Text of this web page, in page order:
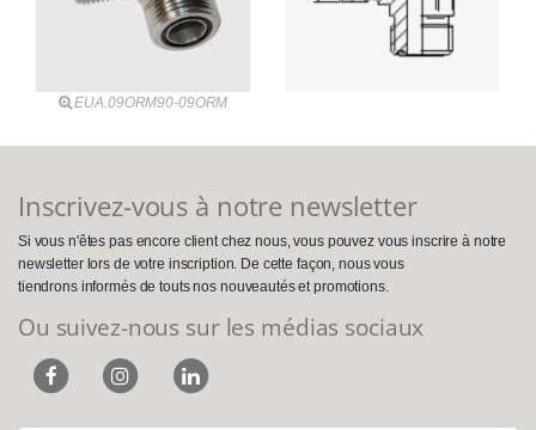
EUA.09ORM90-09ORM
Inscrivez-vous à notre newsletter
Si vous n'êtes pas encore client chez nous, vous pouvez vous inscrire à notre
newsletter lors de votre inscription. De cette façon, nous vous
tiendrons informés de touts nos nouveautés et promotions.
Ou suivez-nous sur les médias sociaux